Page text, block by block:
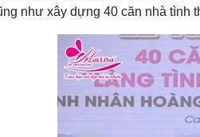
như xây dựng 40 căn nhà tình